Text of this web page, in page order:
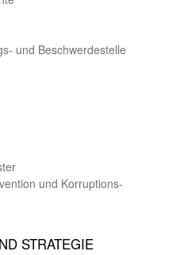
und Beschwerde­stelle
und Korrup­tions­
STRATEGIE